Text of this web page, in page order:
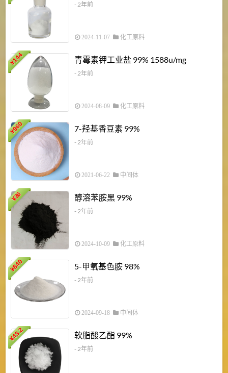
- 2年前
2024-11-07 化工原料
¥
144 青霉素钾工业盐 99% 1588u/mg
- 2年前
2024-08-09 化工原料
¥
960 7-羟基香豆素 99%
- 2年前
2021-06-22 中间体
¥
36 醇溶苯胺黑 99%
- 2年前
2024-10-09 化工原料
¥
840 5-甲氧基色胺 98%
- 2年前
2024-09-18 中间体
¥
43.2 软脂酸乙酯 99%
- 2年前